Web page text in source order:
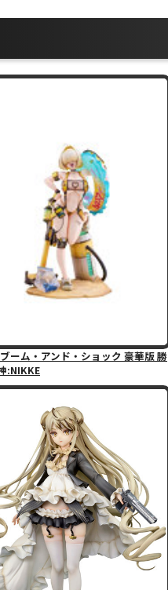
ーム・アンド・ショック 豪華版 勝
:NIKKE